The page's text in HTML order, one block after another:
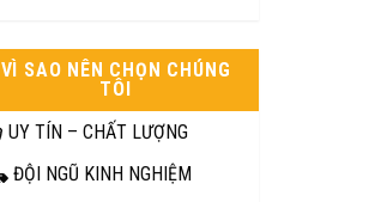
VÌ SAO NÊN CHỌN CHÚNG
TÔI
UY TÍN – CHẤT LƯỢNG
ĐỘI NGŨ KINH NGHIỆM